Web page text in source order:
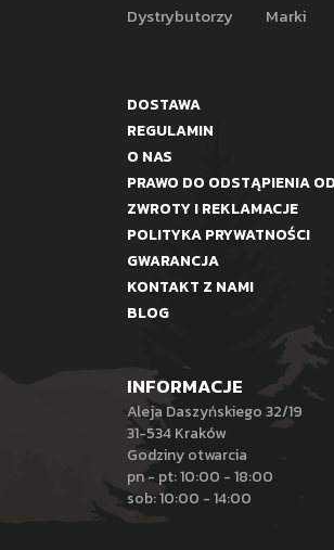
Dystrybutorzy Marki
DOSTAWA
REGULAMIN
O NAS
PRAWO DO ODSTĄPIENIA
ZWROTY I REKLAMACJE
POLITYKA PRYWATNOŚCI
GWARANCJA
KONTAKT Z NAMI
BLOG
INFORMACJE
Aleja Daszyńskiego 32/19
31-534 Kraków
Godziny otwarcia
pn - pt: 10:00 - 18:00
sob: 10:00 - 14:00